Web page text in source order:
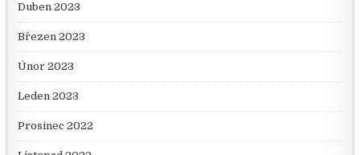
Duben 2023
Březen 2023
Únor 2023
Leden 2023
Prosinec 2022